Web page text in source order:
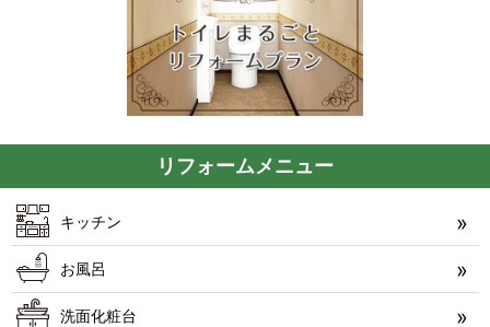
リフォームメニュー
キッチン
お風呂
洗面化粧台